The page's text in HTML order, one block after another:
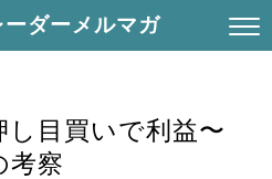
ダーメルマガ
し目買いで利益〜
考察